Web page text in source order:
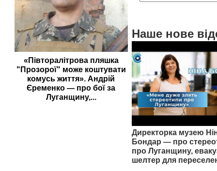
«Півторалітрова пляшка
"Прозорої" може коштувати
комусь життя». Андрій
Єременко — про бої за
Луганщину,...
Наше нове
Директорка музею
Бондар — про
про Луганщину,
шелтер для